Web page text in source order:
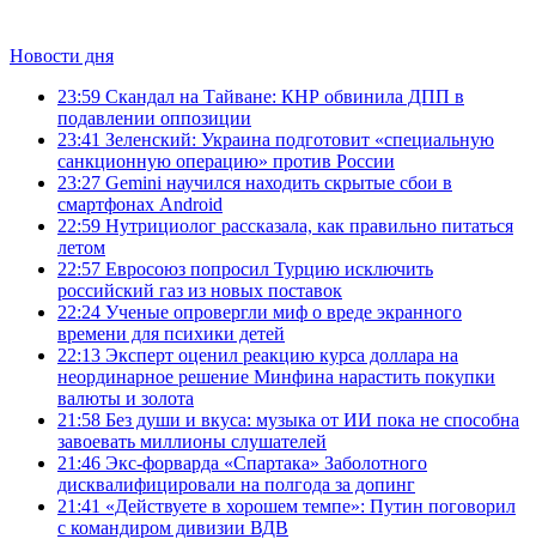
Новости дня
23:59 Скандал на Тайване: КНР обвинила ДПП в
подавлении оппозиции
23:41 Зеленский: Украина подготовит «специальную
санкционную операцию» против России
23:27 Gemini научился находить скрытые сбои в
смартфонах Android
22:59 Нутрициолог рассказала, как правильно питаться
летом
22:57 Евросоюз попросил Турцию исключить
российский газ из новых поставок
22:24 Ученые опровергли миф о вреде экранного
времени для психики детей
22:13 Эксперт оценил реакцию курса доллара на
неординарное решение Минфина нарастить покупки
валюты и золота
21:58 Без души и вкуса: музыка от ИИ пока не способна
завоевать миллионы слушателей
21:46 Экс-форварда «Спартака» Заболотного
дисквалифицировали на полгода за допинг
21:41 «Действуете в хорошем темпе»: Путин поговорил
с командиром дивизии ВДВ